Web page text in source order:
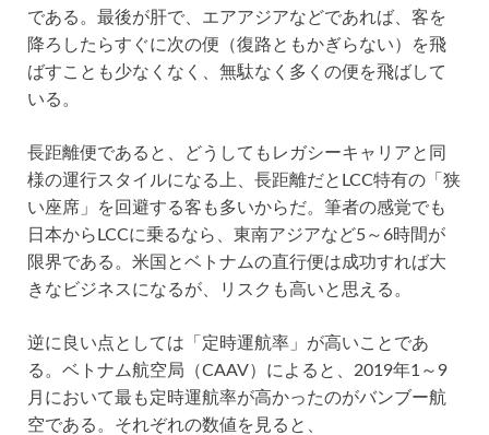
である。最後が肝で、エアアジアなどであれば、客を
降ろしたらすぐに次の便（復路ともかぎらない）を飛
ばすことも少なくなく、無駄なく多くの便を飛ばして
いる。
長距離便であると、どうしてもレガシーキャリアと同
様の運行スタイルになる上、長距離だとLCC特有の「狭
い座席」を回避する客も多いからだ。筆者の感覚でも
日本からLCCに乗るなら、東南アジアなど5～6時間が
限界である。米国とベトナムの直行便は成功すれば大
きなビジネスになるが、リスクも高いと思える。
逆に良い点としては「定時運航率」が高いことであ
る。ベトナム航空局（CAAV）によると、2019年1～9
月において最も定時運航率が高かったのがバンブー航
空である。それぞれの数値を見ると、